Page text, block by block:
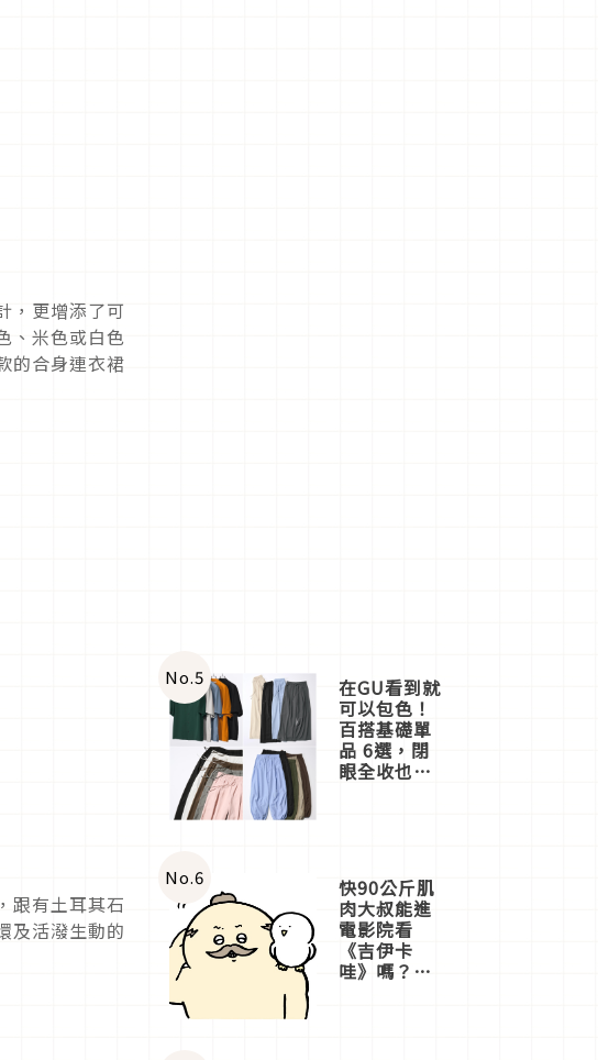
，更增添了可
、米色或白色
的合身連衣裙
跟有土耳其石
及活潑生動的
No.5 在GU看到就
可以包色！
百搭基礎單
品 6選，閉
眼全收也不
No.6 快90公斤肌
肉大叔能進
電影院看
《吉伊卡
哇》嗎？日